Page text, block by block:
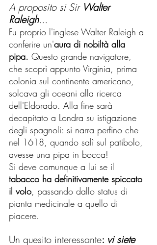
A proposito si Sir Walter
Raleigh...
Fu proprio l'inglese Walter Raleigh a
conferire un'aura di nobiltà alla
pipa. Questo grande navigatore,
che scoprì appunto Virginia, prima
colonia sul continente americano,
solcava gli oceani alla ricerca
dell'Eldorado. Alla fine sarà
decapitato a Londra su istigazione
degli spagnoli: si narra perfino che
nel 1618, quando salì sul patibolo,
avesse una pipa in bocca!
Si deve comunque a lui se il
tabacco ha definitivamente spiccato
il volo, passando dallo status di
pianta medicinale a quello di
piacere.
Un quesito interessante: vi siete